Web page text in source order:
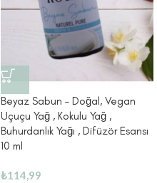
Beyaz Sabun – Doğal, Vegan
Uçuçu Yağ , Kokulu Yağ ,
Buhurdanlık Yağı , Difüzör Esansı
10 ml
₺114,99